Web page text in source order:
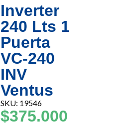
Inverter
240 Lts 1
Puerta
VC-240
INV
Ventus
SKU: 19546
$375.000